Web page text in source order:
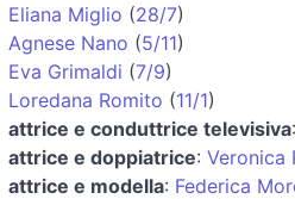
Eliana Miglio (28/7)
Agnese Nano (5/11)
Eva Grimaldi (7/9)
Loredana Romito (11/1)
attrice e conduttrice televisiva:
attrice e doppiatrice: Veronica
attrice e modella: Federica